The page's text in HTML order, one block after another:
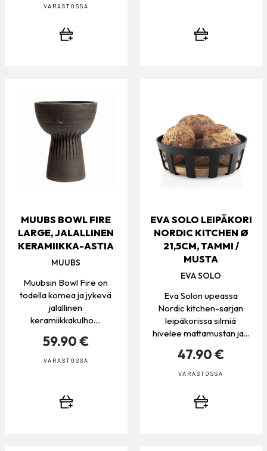
VARASTOSSA
MUUBS BOWL FIRE
LARGE, JALALLINEN
KERAMIIKKA-ASTIA
MUUBS
Muubsin Bowl Fire on
todella komea ja jykevä
jalallinen
keramiikkakulho....
59.90 €
VARASTOSSA
EVA SOLO LEIPÄKORI
NORDIC KITCHEN Ø
21,5CM, TAMMI /
MUSTA
EVA SOLO
Eva Solon upeassa
Nordic kitchen-sarjan
leipäkorissa silmiä
hivelee mattamustan ja...
47.90 €
VARASTOSSA